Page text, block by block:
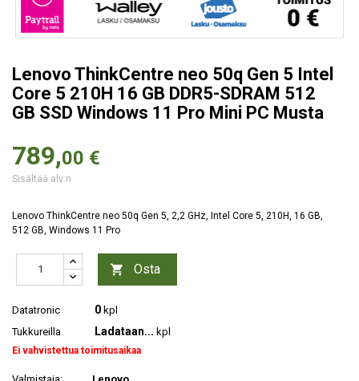
Lenovo ThinkCentre neo 50q Gen 5 Intel
Core 5 210H 16 GB DDR5-SDRAM 512
GB SSD Windows 11 Pro Mini PC Musta
789,00 €
Sisältää alv:n
Lenovo ThinkCentre neo 50q Gen 5, 2,2 GHz, Intel Core 5, 210H, 16 GB,
512 GB, Windows 11 Pro
 Osta
Datatronic 0 kpl
Tukkureilla
Ladataan... kpl
Ei vahvistettua toimitusaikaa